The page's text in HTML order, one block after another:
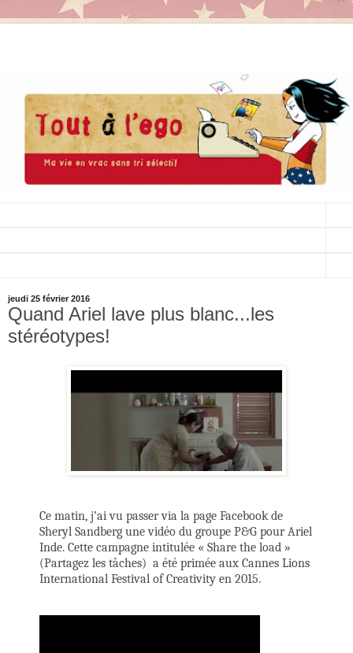
jeudi 25 février 2016
Quand Ariel lave plus blanc...les
stéréotypes!
Ce matin, j’ai vu passer via la page Facebook de
Sheryl Sandberg une vidéo du groupe P&G pour Ariel
Inde. Cette campagne intitulée « Share the load »
(Partagez les tâches) a été primée aux Cannes Lions
International Festival of Creativity en 2015.